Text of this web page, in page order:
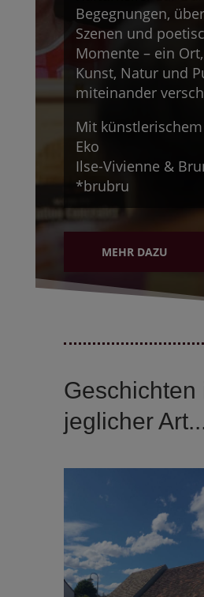
Begegnungen,
Szenen und
Momente – ein
Kunst, Natur und
miteinander
Mit künstlerischem
Eko
Ilse-Vivienne &
*brubru
MEHR DAZU
Geschichten
jeglicher